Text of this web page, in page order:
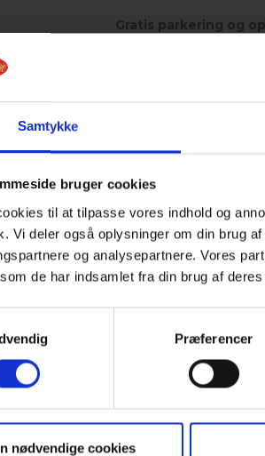
Samtykke
bruger cookies
til at tilpasse vores indhold og
Vi deler også oplysninger om din brug
og analysepartnere. Vores
de har indsamlet fra din brug af deres
Præferencer
nødvendige cookies
Gratis parkering og
Læs
OG
OG EVT.
Afrejse